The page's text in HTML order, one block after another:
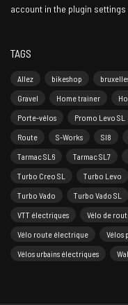
account in the plugin settings
TAGS
Allez bikeshop
Gravel
Home trainer
Porte-vélos
Promo Levo SL
Route
S-Works Sl8
Tarmac SL6
Tarmac SL7
Turbo Creo SL
Turbo Levo
Turbo Vado
Turbo Vado SL
VTT électriques
Vélo de
Vélo route électrique
Vélos
Vélos urbains électriques